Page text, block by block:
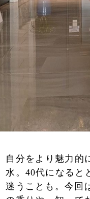
自分をより魅力的
水。40代になると
迷うことも。今回